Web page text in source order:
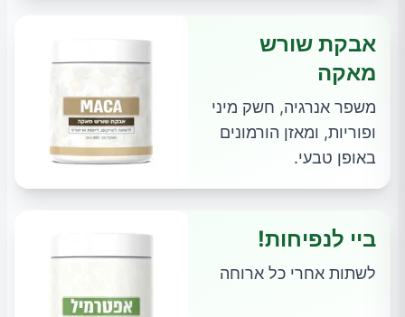
אבקת שורש
מאקה
משפר אנרגיה, חשק מיני
ופוריות, ומאזן הורמונים
באופן טבעי.
ביי לנפיחות!
לשתות אחרי כל ארוחה